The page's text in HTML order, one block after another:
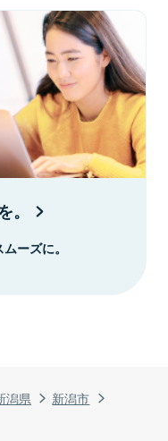
潟県
新潟市
。
ーズに。